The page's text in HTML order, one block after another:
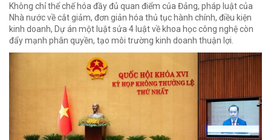
Không chỉ thể chế hóa đầy đủ quan điểm của Đảng, pháp luật của
Nhà nước về cắt giảm, đơn giản hóa thủ tục hành chính, điều kiện
kinh doanh, Dự án một luật sửa 4 luật về khoa học công nghệ còn
đẩy mạnh phân quyền, tạo môi trường kinh doanh thuận lợi.